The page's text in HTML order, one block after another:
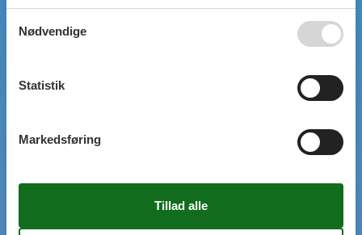
Nødvendige
Statistik
Markedsføring